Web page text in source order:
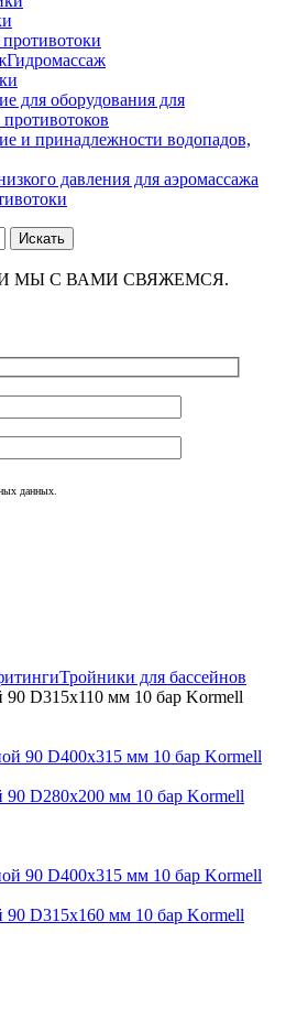
Гидромассаж
для оборудования для
и принадлежности водопадов,
давления для аэромассажа
Искать
МЫ С ВАМИ СВЯЖЕМСЯ.
данных.
Тройники для бассейнов
D315х110 мм 10 бар Kormell
D280х200 мм 10 бар Kormell
D315х160 мм 10 бар Kormell